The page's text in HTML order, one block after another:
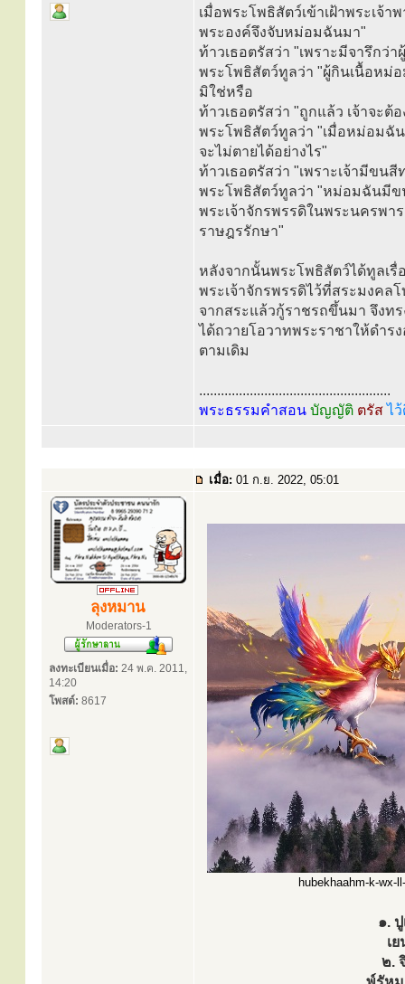
เมื่อพระโพธิสัตว์เข้าเฝ้าพระเจ้
พระองค์จึงจับหม่อมฉันมา"
ท้าวเธอตรัสว่า "เพราะมีจารึกว่
พระโพธิสัตว์ทูลว่า "ผู้กินเนื้อหม่
มิใช่หรือ
ท้าวเธอตรัสว่า "ถูกแล้ว เจ้าจะต้
พระโพธิสัตว์ทูลว่า "เมื่อหม่อมฉั
จะไม่ตายได้อย่างไร"
ท้าวเธอตรัสว่า "เพราะเจ้ามีขน
พระโพธิสัตว์ทูลว่า "หม่อมฉันมีข
พระเจ้าจักรพรรดิในพระนครพ
ราษฎรรักษา"
หลังจากนั้นพระโพธิสัตว์ได้ทูลเรื่
พระเจ้าจักรพรรดิไว้ที่สระมงค
จากสระแล้วกู้ราชรถขึ้นมา จึงท
ได้ถวายโอวาทพระราชาให้ดำร
ตามเดิม
.....................................................
พระธรรมคำสอน บัญญัติ ตรัสไ
เมื่อ: 01 ก.ย. 2022, 05:01
ลุงหมาน
Moderators-1
ลงทะเบียนเมื่อ: 24 พ.ค. 2011,
14:20
โพสต์: 8617
hubekhaahm-k-wx-
๑.
เ
๒.